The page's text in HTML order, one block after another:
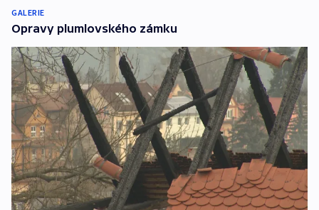
GALERIE
Opravy plumlovského zámku